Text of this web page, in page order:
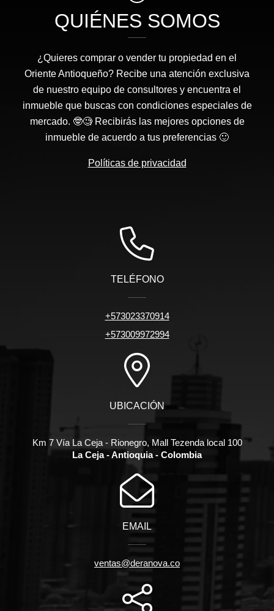
QUIÉNES SOMOS
¿Quieres comprar o vender tu propiedad en el
Oriente Antioqueño? Recibe una atención exclusiva
de nuestro equipo de consultores y encuentra el
inmueble que buscas con condiciones especiales de
mercado. 🤓🧐 Recibirás las mejores opciones de
inmueble de acuerdo a tus preferencias 🙂
Políticas de privacidad
TELÉFONO
+573023370914
+573009972994
UBICACIÓN
Km 7 Vía La Ceja - Rionegro, Mall Tezenda local 100
La Ceja - Antioquia - Colombia
EMAIL
ventas@deranova.co